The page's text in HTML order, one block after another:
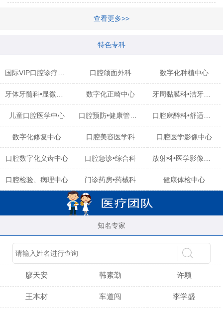
查看更多>>
特色专科
口腔颌面外科 数字化种植中心
数字化正畸中心 牙周黏膜科•洁牙中心
儿童口腔医学中心 口腔麻醉科•舒适化诊疗中心
数字化修复中心 口腔美容医学科 口腔医学影像中心
口腔数字化义齿中心 口腔急诊•综合科
口腔检验、病理中心 门诊药房•药械科 健康体检中心
知名专家
陈育玲 吴晓桃
廖天安 韩素勤 许颖
王本材 车道闯 李学盛